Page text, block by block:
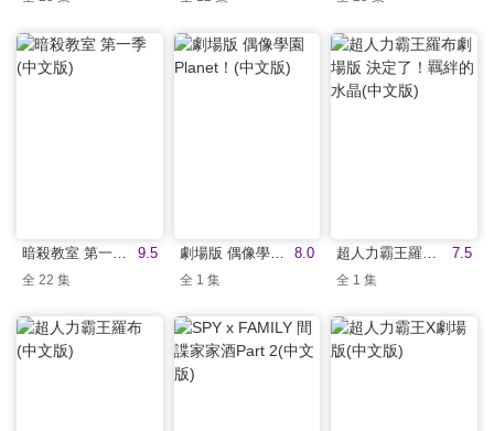
9.5
暗殺教室 第一季(中文版)
全 22 集
8.0
劇場版 偶像學園Planet！(中文版)
全 1 集
7.5
超人力霸王羅布劇場版 決定了！羈絆的水晶(中文版)
全 1 集